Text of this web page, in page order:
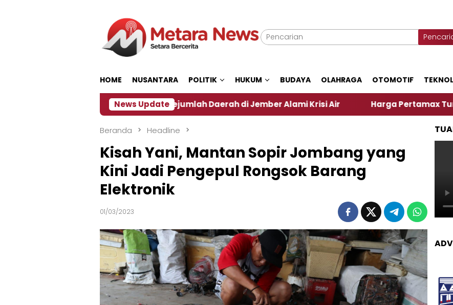
HOME NUSANTARA POLITIK HUKUM BUDAYA OLAHRAGA OTOMOTIF
News Update
Dampak El Nino, Sejumlah Daerah di Jember Alami Krisi Air Harga Pertamax Turun Per Hari
Beranda Headline
Kisah Yani, Mantan Sopir Jombang yang
Kini Jadi Pengepul Rongsok Barang
Elektronik
01/03/2023